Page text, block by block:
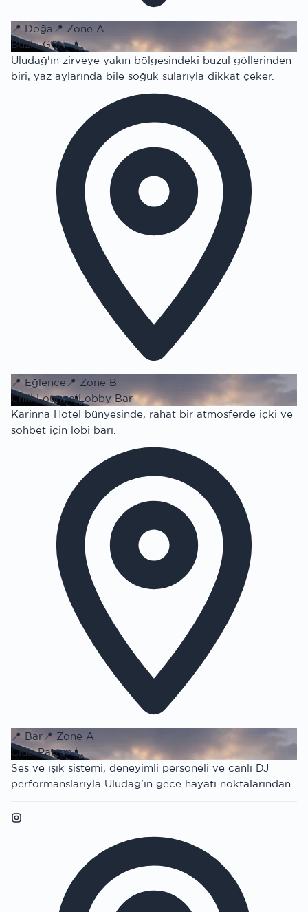
📍 Doğa 📍 Zone A
Buzlu Göl
Uludağ'ın zirveye yakın bölgesindeki buzul göllerinden
biri, yaz aylarında bile soğuk sularıyla dikkat çeker.
📍 Eğlence 📍 Zone B
Chill Lounge Lobby Bar
Karinna Hotel bünyesinde, rahat bir atmosferde içki ve
sohbet için lobi barı.
📍 Bar📍 Zone A
Club Patron
Ses ve ışık sistemi, deneyimli personeli ve canlı DJ
performanslarıyla Uludağ'ın gece hayatı noktalarından.